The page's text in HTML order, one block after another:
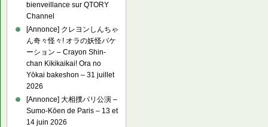
bienveillance sur QTORY
Channel
[Annonce] クレヨンしんちゃ
ん奇々怪々! オラの妖怪バケ
ーション – Crayon Shin-
chan Kikikaikai! Ora no
Yōkai bakeshon – 31 juillet
2026
[Annonce] 大相撲パリ公演 –
Sumo-Kōen de Paris – 13 et
14 juin 2026